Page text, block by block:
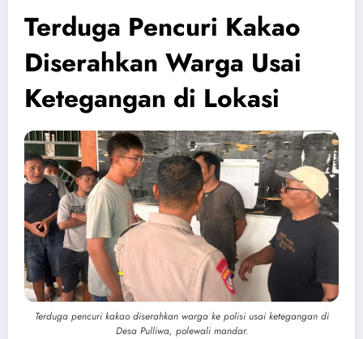
Terduga Pencuri Kakao
Diserahkan Warga Usai
Ketegangan di Lokasi
Terduga pencuri kakao diserahkan warga ke polisi usai ketegangan di
Desa Pulliwa, polewali mandar.